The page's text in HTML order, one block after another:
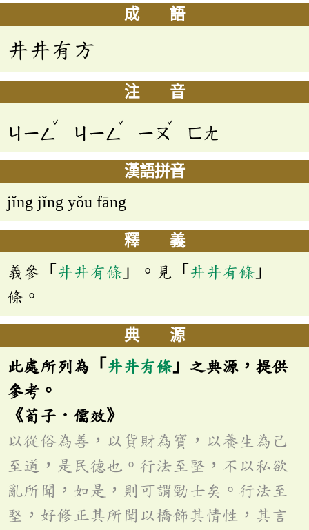
成 語
井井有方
注 音
ㄐㄧㄥ
ˇ
ㄐㄧㄥ
ˇ
ㄧㄡ
ˇ
ㄈㄤ
漢語拼音
jǐng jǐng yǒu fāng
釋 義
義參「 井井有條 」。見「 井井有條 」
條。
典 源
此處所列為「 井井有條 」之典源，提供
參考。
《荀子．儒效》
以從俗為善，以貨財為寶，以養生為己
至道，是民德也。行法至堅，不以私欲
亂所聞，如是，則可謂勁士矣。行法至
堅，好修正其所聞以橋飾其情性，其言